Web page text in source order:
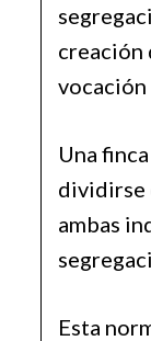
creación
vocación
Una
dividirse
ambas
Esta